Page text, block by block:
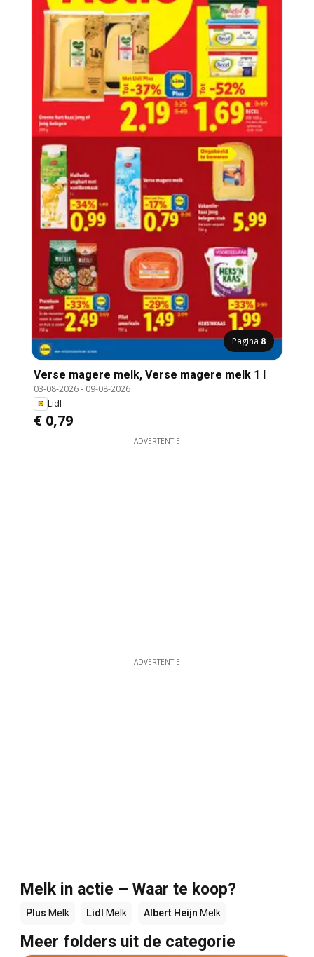
Pagina 8
Verse magere melk, Verse magere melk 1 l
03-08-2026- 09-08-2026
Lidl
€ 0,79
ADVERTENTIE
ADVERTENTIE
Melk in actie – Waar te koop?
Plus Melk Lidl Melk Albert Heijn Melk
Meer folders uit de categorie